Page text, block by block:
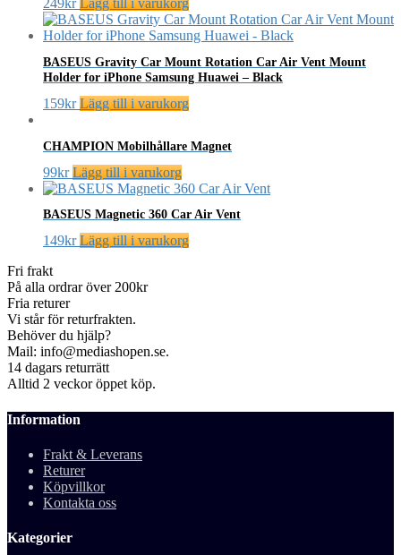
BASEUS Gravity Car Mount Rotation Car Air Vent Mount
Holder for iPhone Samsung Huawei – Black
159kr Lägg till i varukorg
CHAMPION Mobilhållare Magnet
99kr Lägg till i varukorg
BASEUS Magnetic 360 Car Air Vent
149kr Lägg till i varukorg
Fri frakt
På alla ordrar över 200kr
Fria returer
Vi står för returfrakten.
Behöver du hjälp?
Mail: info@mediashopen.se.
14 dagars returrätt
Alltid 2 veckor öppet köp.
Information
Frakt & Leverans
Returer
Köpvillkor
Kontakta oss
Kategorier